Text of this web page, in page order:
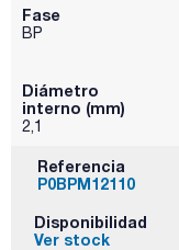
Fase
BP
Diámetro
interno (mm)
2,1
Referencia
P0BPM12110
Disponibilidad
Ver stock